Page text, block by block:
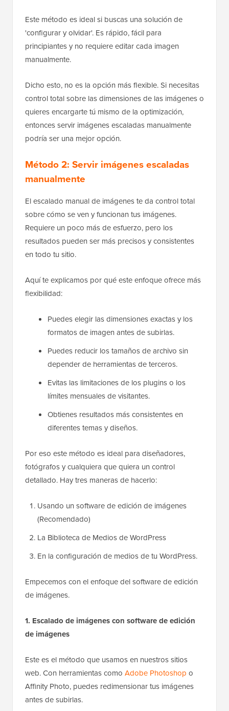
Este método es ideal si buscas una solución de
'configurar y olvidar'. Es rápido, fácil para
principiantes y no requiere editar cada imagen
manualmente.
Dicho esto, no es la opción más flexible. Si necesitas
control total sobre las dimensiones de las imágenes o
quieres encargarte tú mismo de la optimización,
entonces servir imágenes escaladas manualmente
podría ser una mejor opción.
Método 2: Servir imágenes escaladas
manualmente
El escalado manual de imágenes te da control total
sobre cómo se ven y funcionan tus imágenes.
Requiere un poco más de esfuerzo, pero los
resultados pueden ser más precisos y consistentes
en todo tu sitio.
Aquí te explicamos por qué este enfoque ofrece más
flexibilidad:
Puedes elegir las dimensiones exactas y los
formatos de imagen antes de subirlas.
Puedes reducir los tamaños de archivo sin
depender de herramientas de terceros.
Evitas las limitaciones de los plugins o los
límites mensuales de visitantes.
Obtienes resultados más consistentes en
diferentes temas y diseños.
Por eso este método es ideal para diseñadores,
fotógrafos y cualquiera que quiera un control
detallado. Hay tres maneras de hacerlo:
Usando un software de edición de imágenes
(Recomendado)
La Biblioteca de Medios de WordPress
En la configuración de medios de tu WordPress.
Empecemos con el enfoque del software de edición
de imágenes.
1. Escalado de imágenes con software de edición
de imágenes
Este es el método que usamos en nuestros sitios
web. Con herramientas como Adobe Photoshop o
Affinity Photo, puedes redimensionar tus imágenes
antes de subirlas.